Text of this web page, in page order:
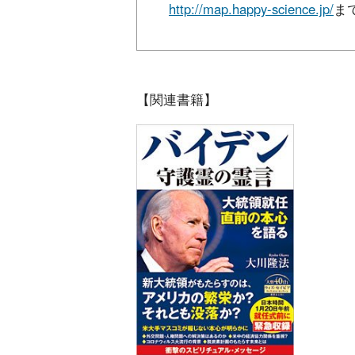
http://map.happy-science.jp/ま
【関連書籍】